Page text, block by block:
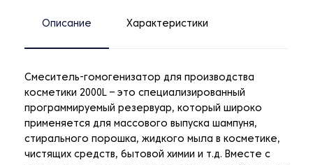
Описание Характеристики
Смеситель-гомогенизатор для производства
косметики 2000L – это специализированный
программируемый резервуар, который широко
применяется для массового выпуска шампуня,
стирального порошка, жидкого мыла в косметике,
чистящих средств, бытовой химии и т.д. Вместе с